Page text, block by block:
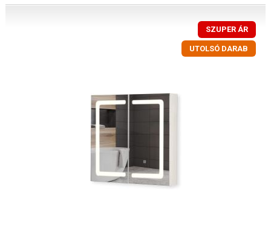
SZUPER ÁR
UTOLSÓ DARAB